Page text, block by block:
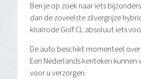
Ben je op zoek naar iets
dan de zoveelste zilvergrijze
knalrode Golf CL absoluut iets
De auto beschikt momenteel
Een Nederlands kenteken kunnen
voor u verzorgen.